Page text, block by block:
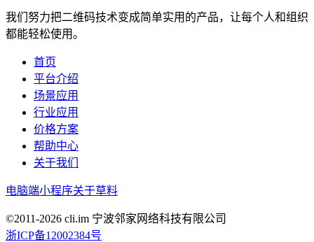
我们努力把二维码技术变成简单实用的产品，让每个人和组织
都能轻松使用。
首页
平台介绍
场景应用
行业应用
价格方案
帮助中心
关于我们
电脑端小程序关于草料
©2011-2026 cli.im 宁波邻家网络科技有限公司
浙ICP备12002384号